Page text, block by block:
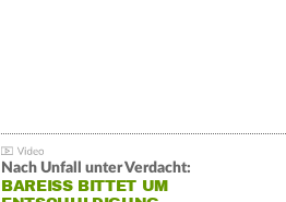
Nach Unfall unter Verdacht:
BAREISS BITTET UM E